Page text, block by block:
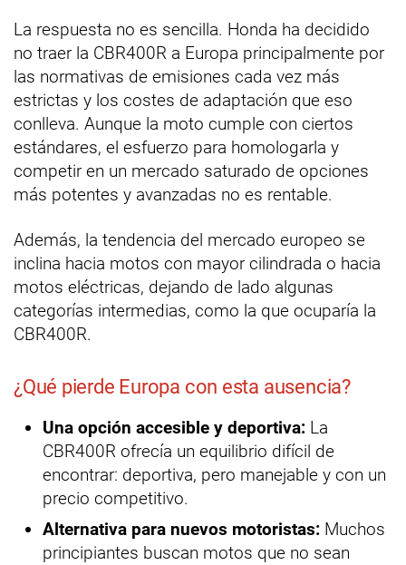
La respuesta no es sencilla. Honda ha decidido
no traer la CBR400R a Europa principalmente por
las normativas de emisiones cada vez más
estrictas y los costes de adaptación que eso
conlleva. Aunque la moto cumple con ciertos
estándares, el esfuerzo para homologarla y
competir en un mercado saturado de opciones
más potentes y avanzadas no es rentable.
Además, la tendencia del mercado europeo se
inclina hacia motos con mayor cilindrada o hacia
motos eléctricas, dejando de lado algunas
categorías intermedias, como la que ocuparía la
CBR400R.
¿Qué pierde Europa con esta ausencia?
Una opción accesible y deportiva: La
CBR400R ofrecía un equilibrio difícil de
encontrar: deportiva, pero manejable y con un
precio competitivo.
Alternativa para nuevos motoristas: Muchos
principiantes buscan motos que no sean